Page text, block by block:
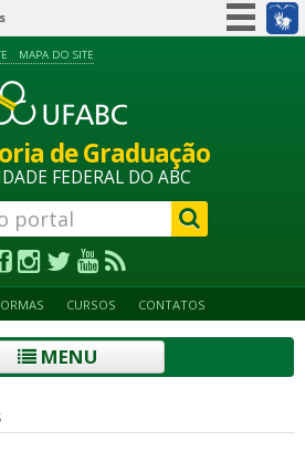
Information access
Legislation
MAPA DO SITE
de Graduação
FEDERAL DO ABC
CURSOS CONTATOS
MENU